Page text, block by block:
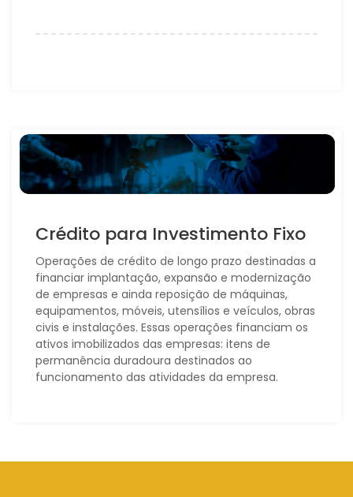
Crédito para Investimento Fixo
Operações de crédito de longo prazo destinadas a
financiar implantação, expansão e modernização
de empresas e ainda reposição de máquinas,
equipamentos, móveis, utensílios e veículos, obras
civis e instalações. Essas operações financiam os
ativos imobilizados das empresas: itens de
permanência duradoura destinados ao
funcionamento das atividades da empresa.